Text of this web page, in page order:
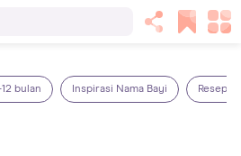
bulan Inspirasi Nama Bayi Resep